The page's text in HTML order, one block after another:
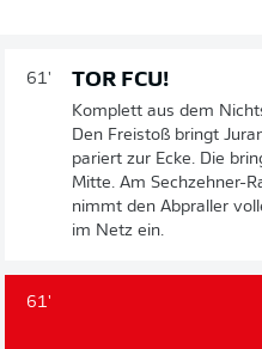
61' TOR FCU!
Komplett aus dem
Den Freistoß bringt
pariert zur Ecke. Die
Mitte. Am Sechzehner-
nimmt den Abpraller
im Netz ein.
61'